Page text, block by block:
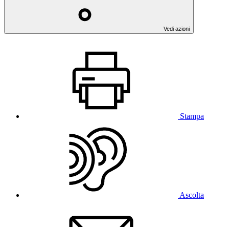
Vedi azioni
Stampa
Ascolta